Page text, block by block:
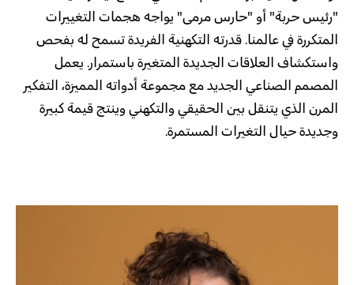
"رئيس حربة" أو "حارس مرمى" يواجه هجمات التغييرات
المتكررة في عالمنا. قدرته التكهنية الفريدة تسمح له بفحص
واستكشاف العلاقات الجديدة المتغيرة باستمرار. يعمل
المصمم الصناعي الجديد مع مجموعة أدواته المميزة، التفكير
المرن الذي يتنقل بين الحقيقي والتكهني وينتج قيمة كبيرة
وجديدة حيال التغيرات المستمرة.